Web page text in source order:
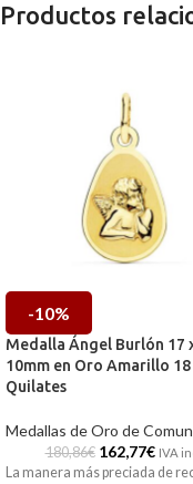
Productos
-10%
Medalla Ángel Burlón 17
10mm en Oro Amarillo 18
Quilates
Medallas de Oro de
180,86€ 162,77€ IVA
La manera más preciada de